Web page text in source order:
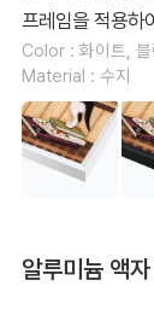
프레임을 적용하
Color : 화이트, 블
Material : 수지
알루미늄 액자